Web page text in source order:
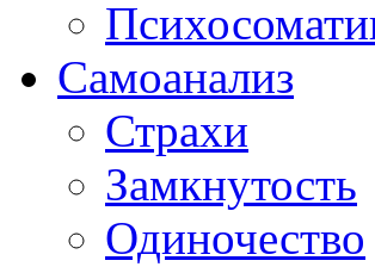
Самоанализ
Страхи
Замкнутость
Одиночество